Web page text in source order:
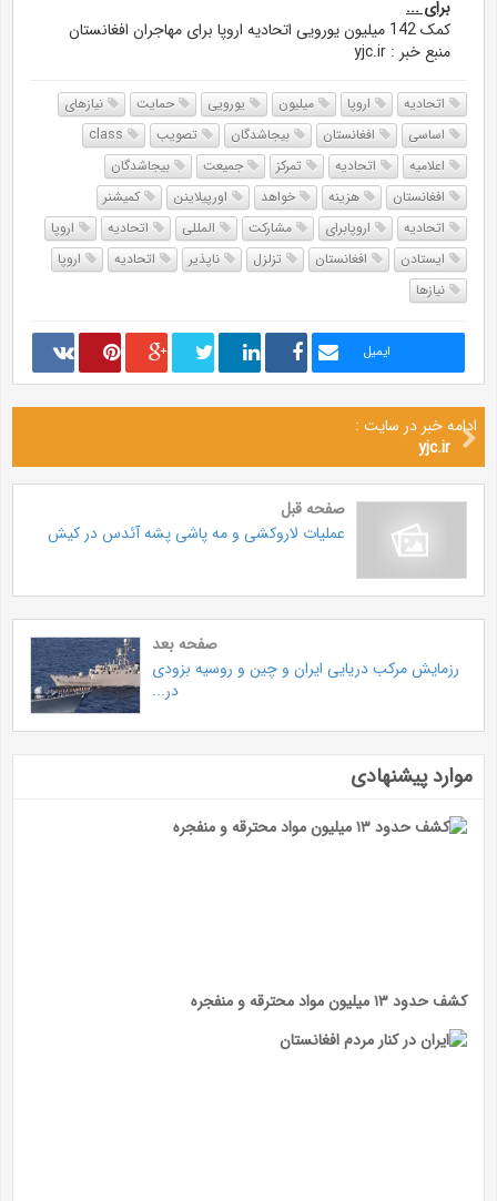
برای ...
کمک 142 میلیون یورویی اتحادیه اروپا برای مهاجران افغانستان
منبع خبر : yjc.ir
اتحادیه اروپا میلیون یورویی حمایت
نیازهای
اساسی
افغانستان بیجاشدگان تصویب
class
اعلامیه
اتحادیه تمرکز جمیعت
بیجاشدگان
افغانستان
هزینه خواهد اورپیلاینن
کمیشنر
اتحادیه
اروپابرای مشارکت المللی اتحادیه
اروپا
ایستادن
افغانستان تزلزل ناپذیر اتحادیه
اروپا
نیازها
ایمیل
ادامه خبر در سایت :
yjc.ir
صفحه قبل
عملیات لاروکشی و مه پاشی پشه آئدس در کیش
صفحه بعد
رزمایش مرکب دریایی ایران و چین و روسیه بزودی
در...
موارد پیشنهادی
کشف حدود ۱۳ میلیون مواد محترقه و منفجره